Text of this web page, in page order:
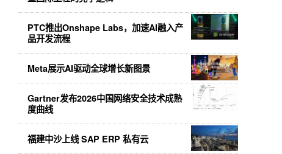
PTC推出Onshape Labs，加速AI融入产
品开发流程
Meta展示AI驱动全球增长新图景
Gartner发布2026中国网络安全技术成熟
度曲线
福建中沙上线 SAP ERP 私有云